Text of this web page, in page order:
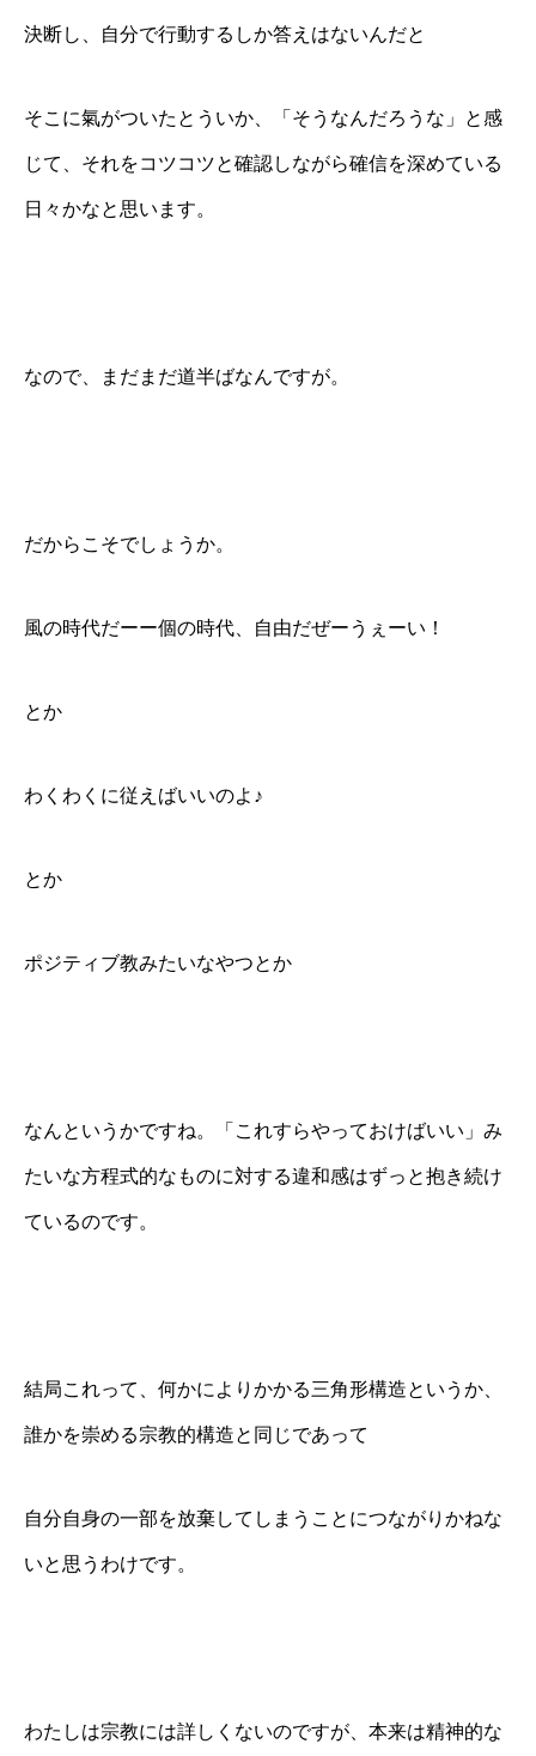
決断し、自分で行動するしか答えはないんだと
そこに氣がついたとういか、「そうなんだろうな」と感
じて、それをコツコツと確認しながら確信を深めている
日々かなと思います。
なので、まだまだ道半ばなんですが。
だからこそでしょうか。
風の時代だーー個の時代、自由だぜーうぇーい！
とか
わくわくに従えばいいのよ♪
とか
ポジティブ教みたいなやつとか
なんというかですね。「これすらやっておけばいい」み
たいな方程式的なものに対する違和感はずっと抱き続け
ているのです。
結局これって、何かによりかかる三角形構造というか、
誰かを崇める宗教的構造と同じであって
自分自身の一部を放棄してしまうことにつながりかねな
いと思うわけです。
わたしは宗教には詳しくないのですが、本来は精神的な